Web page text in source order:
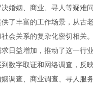
婚姻、商业、寻人等疑难
了丰富的工作场景，从古
会关系的复杂化密切相关
日益增加，推动了这一行
数字取证和网络调查，反
调查、商业调查、寻人服